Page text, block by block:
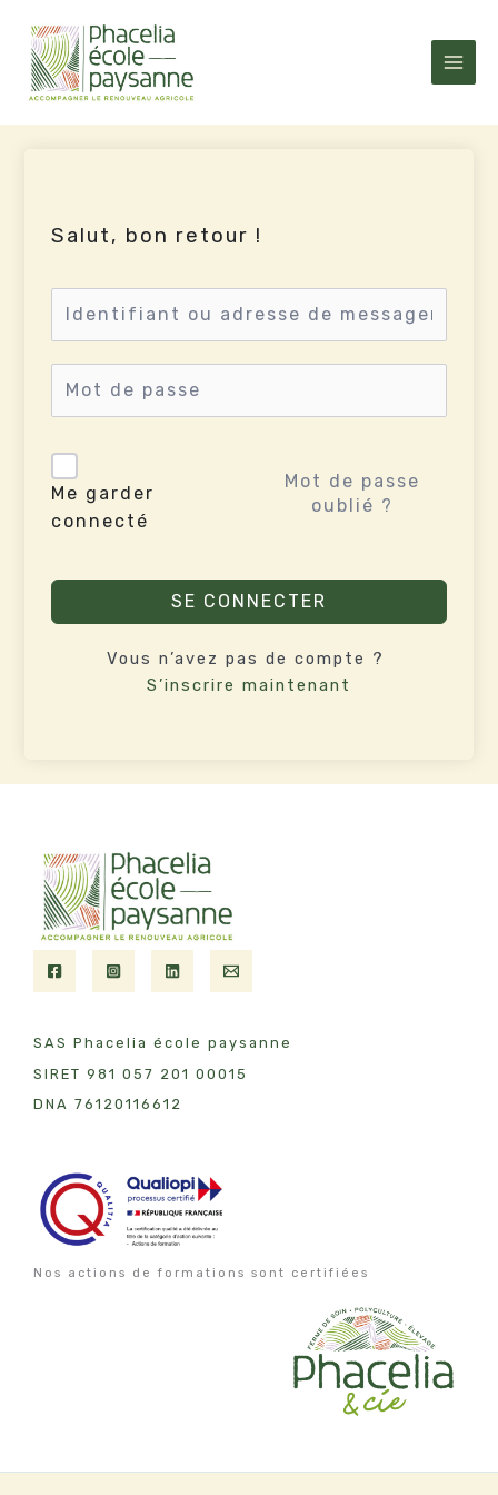
contenu
Salut, bon retour !
Me garder
connecté
Mot de passe
oublié ?
SE CONNECTER
Vous n’avez pas de compte ?
S’inscrire maintenant
SAS Phacelia école paysanne
SIRET 981 057 201 00015
DNA 7612011 6612
Nos actions de formations sont certifiées